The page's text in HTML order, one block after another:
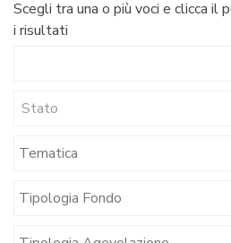
Scegli tra una o più voci e clicca il
i risultati
Stato